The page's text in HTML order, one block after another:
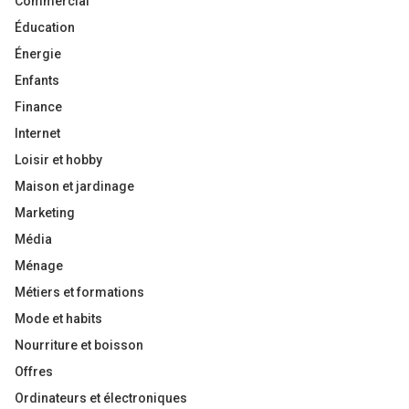
Éducation
Énergie
Enfants
Finance
Internet
Loisir et hobby
Maison et jardinage
Marketing
Média
Ménage
Métiers et formations
Mode et habits
Nourriture et boisson
Offres
Ordinateurs et électroniques